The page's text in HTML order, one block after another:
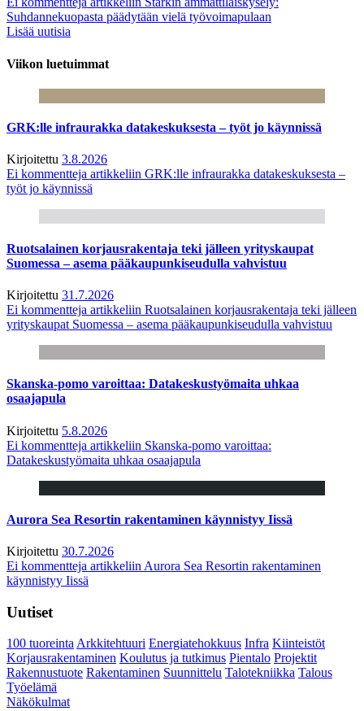
Suhdannekuopasta päädytään vielä työvoimapulaan
Lisää uutisia
Viikon luetuimmat
GRK:lle infraurakka datakeskuksesta – työt jo käynnissä
Kirjoitettu 3.8.2026
Ei kommentteja artikkeliin GRK:lle infraurakka datakeskuksesta –
työt jo käynnissä
Ruotsalainen korjausrakentaja teki jälleen yrityskaupat
Suomessa – asema pääkaupunkiseudulla vahvistuu
Kirjoitettu 31.7.2026
Ei kommentteja artikkeliin Ruotsalainen korjausrakentaja teki jälleen
yrityskaupat Suomessa – asema pääkaupunkiseudulla vahvistuu
Skanska-pomo varoittaa: Datakeskustyömaita uhkaa
osaajapula
Kirjoitettu 5.8.2026
Ei kommentteja artikkeliin Skanska-pomo varoittaa:
Datakeskustyömaita uhkaa osaajapula
Aurora Sea Resortin rakentaminen käynnistyy Iissä
Kirjoitettu 30.7.2026
Ei kommentteja artikkeliin Aurora Sea Resortin rakentaminen
käynnistyy Iissä
Uutiset
100 tuoreintaArkkitehtuuri Energiatehokkuus Infra Kiinteistöt
Korjausrakentaminen Koulutus ja tutkimus Pientalo Projektit
Rakennustuote Rakentaminen Suunnittelu Talotekniikka Talous
Työelämä
Näkökulmat